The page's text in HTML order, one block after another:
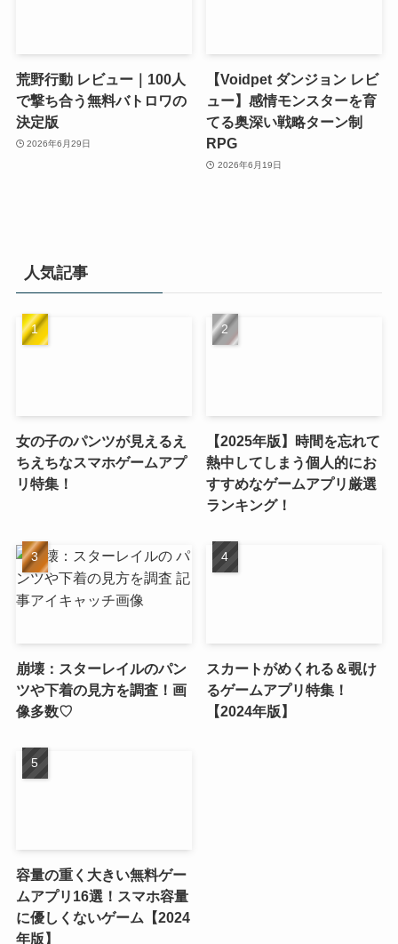
荒野行動 レビュー｜100人
で撃ち合う無料バトロワの
決定版
2026年6月29日
【Voidpet ダンジョン レビ
ュー】感情モンスターを育
てる奥深い戦略ターン制
RPG
2026年6月19日
人気記事
女の子のパンツが見えるえ
ちえちなスマホゲームアプ
リ特集！
【2025年版】時間を忘れて
熱中してしまう個人的にお
すすめなゲームアプリ厳選
ランキング！
崩壊：スターレイルのパン
ツや下着の見方を調査！画
像多数♡
スカートがめくれる＆覗け
るゲームアプリ特集！
【2024年版】
容量の重く大きい無料ゲー
ムアプリ16選！スマホ容量
に優しくないゲーム【2024
年版】